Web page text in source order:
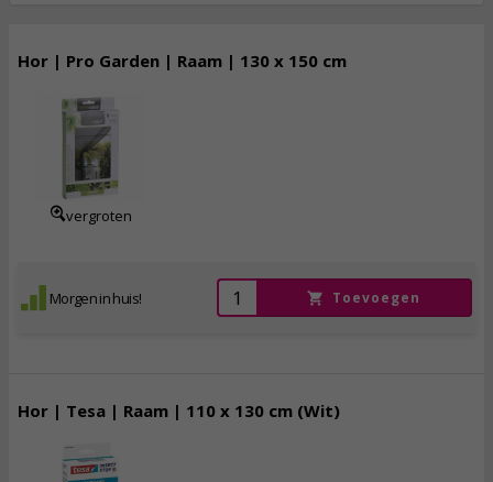
Hor | Pro Garden | Raam | 130 x 150 cm
vergroten
Morgen in huis! Toevoegen
Hor | Tesa | Raam | 110 x 130 cm (Wit)